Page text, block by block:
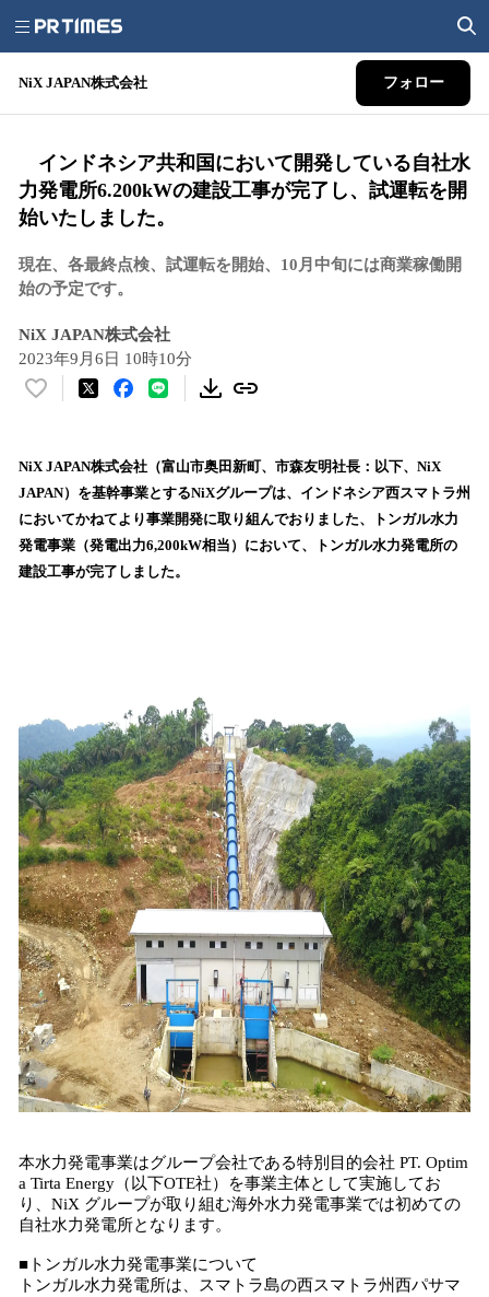
NiX JAPAN株式会社 フォロー
インドネシア共和国において開発している自社水
力発電所6.200kWの建設工事が完了し、試運転を開
始いたしました。
現在、各最終点検、試運転を開始、10月中旬には商業稼働開
始の予定です。
NiX JAPAN株式会社
2023年9月6日 10時10分
い
！
数
を
読
込
NiX JAPAN株式会社（富山市奥田新町、市森友明社長：以下、NiX
JAPAN）を基幹事業とするNiXグループは、インドネシア西スマトラ州
においてかねてより事業開発に取り組んでおりました、トンガル水力
発電事業（発電出力6,200kW相当）において、トンガル水力発電所の
建設工事が完了しました。
本水力発電事業はグループ会社である特別目的会社 PT. Optim
a Tirta Energy（以下OTE社）を事業主体として実施してお
り、NiX グループが取り組む海外水力発電事業では初めての
自社水力発電所となります。
■トンガル水力発電事業について
トンガル水力発電所は、スマトラ島の西スマトラ州西パサマ